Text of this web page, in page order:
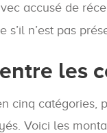
accusé de
n’est pas
les
cinq
Voici les